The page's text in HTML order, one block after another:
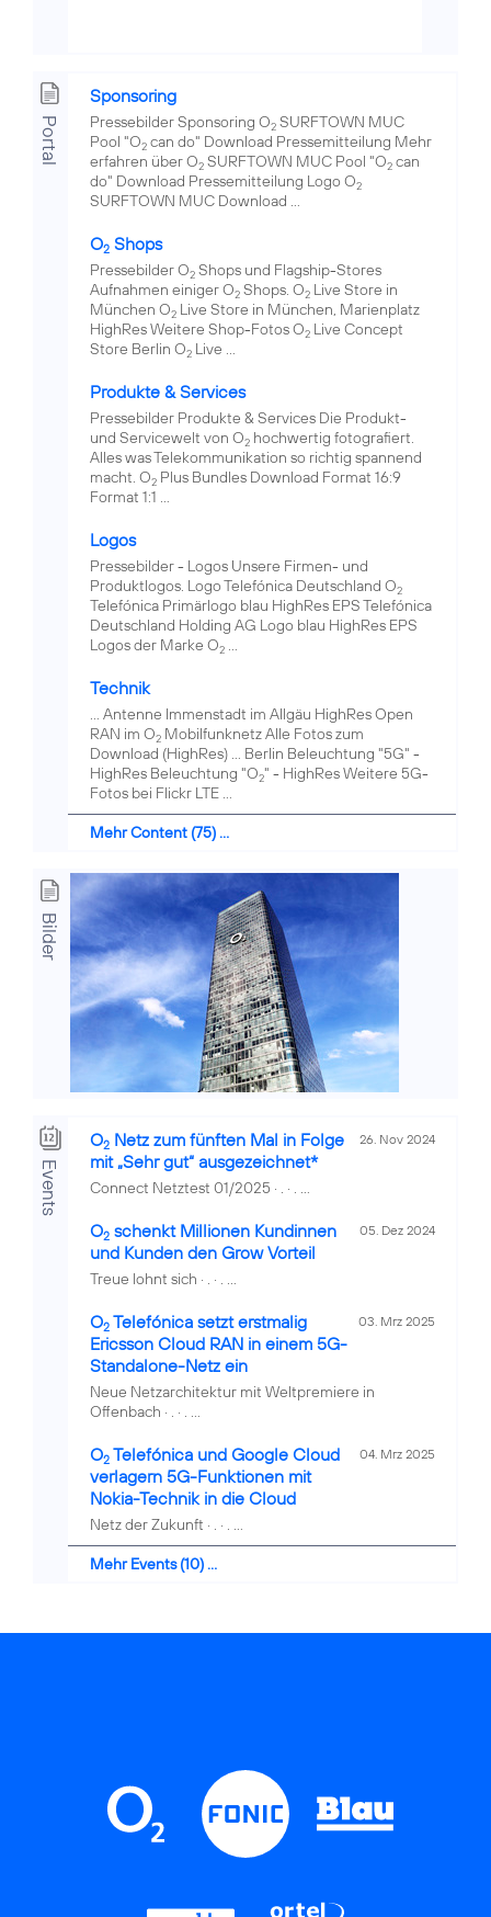
Portal
Sponsoring
Pressebilder Sponsoring O2 SURFTOWN MUC
Pool "O2 can do" Download Pressemitteilung Mehr
erfahren über O2 SURFTOWN MUC Pool "O2 can
do" Download Pressemitteilung Logo O2
SURFTOWN MUC Download ...
O2 Shops
Pressebilder O2 Shops und Flagship-Stores
Aufnahmen einiger O2 Shops. O2 Live Store in
München O2 Live Store in München, Marienplatz
HighRes Weitere Shop-Fotos O2 Live Concept
Store Berlin O2 Live ...
Produkte & Services
Pressebilder Produkte & Services Die Produkt-
und Servicewelt von O2 hochwertig fotografiert.
Alles was Telekommunikation so richtig spannend
macht. O2 Plus Bundles Download Format 16:9
Format 1:1 ...
Logos
Pressebilder - Logos Unsere Firmen- und
Produktlogos. Logo Telefónica Deutschland O2
Telefónica Primärlogo blau HighRes EPS Telefónica
Deutschland Holding AG Logo blau HighRes EPS
Logos der Marke O2 ...
Technik
... Antenne Immenstadt im Allgäu HighRes Open
RAN im O2 Mobilfunknetz Alle Fotos zum
Download (HighRes) ... Berlin Beleuchtung "5G" -
HighRes Beleuchtung "O2" - HighRes Weitere 5G-
Fotos bei Flickr LTE ...
Mehr Content (75) ...
Bilder
Events
O2 Netz zum fünften Mal in Folge
mit „Sehr gut“ ausgezeichnet*
26. Nov 2024
Connect Netztest 01/2025 · . · . ...
O2 schenkt Millionen Kundinnen
und Kunden den Grow Vorteil
05. Dez 2024
Treue lohnt sich · . · . ...
O2 Telefónica setzt erstmalig
Ericsson Cloud RAN in einem 5G-
Standalone-Netz ein
03. Mrz 2025
Neue Netzarchitektur mit Weltpremiere in
Offenbach · . · . ...
O2 Telefónica und Google Cloud
verlagern 5G-Funktionen mit
Nokia-Technik in die Cloud
04. Mrz 2025
Netz der Zukunft · . · . ...
Mehr Events (10) ...